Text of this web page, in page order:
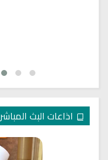
اذاعات البث المباشر